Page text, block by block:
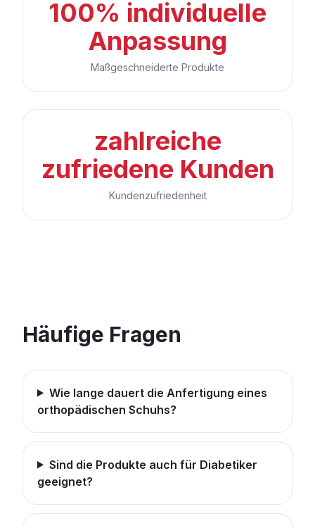
100% individuelle
Anpassung
Maßgeschneiderte Produkte
zahlreiche
zufriedene Kunden
Kundenzufriedenheit
Häufige Fragen
Wie lange dauert die Anfertigung eines
orthopädischen Schuhs?
Sind die Produkte auch für Diabetiker
geeignet?